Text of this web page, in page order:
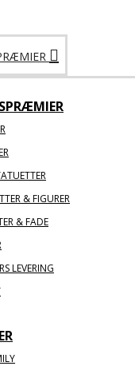
& FIGURER
& FADE
LEVERING